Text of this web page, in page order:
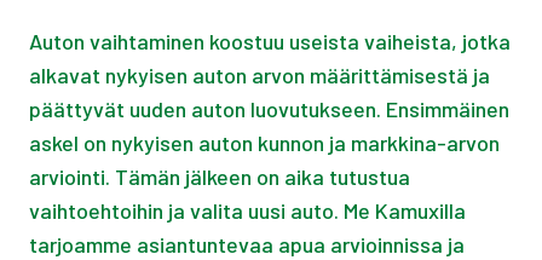
Auton vaihtaminen koostuu useista vaiheista, jotka
alkavat nykyisen auton arvon määrittämisestä ja
päättyvät uuden auton luovutukseen. Ensimmäinen
askel on nykyisen auton kunnon ja markkina-arvon
arviointi. Tämän jälkeen on aika tutustua
vaihtoehtoihin ja valita uusi auto. Me Kamuxilla
tarjoamme asiantuntevaa apua arvioinnissa ja